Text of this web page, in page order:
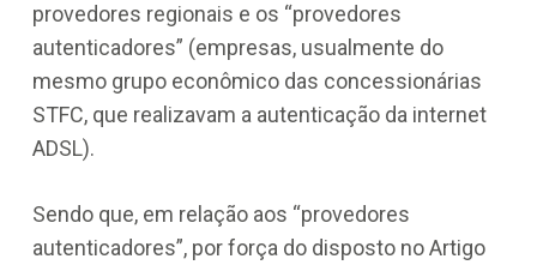
provedores regionais e os “provedores
autenticadores” (empresas, usualmente do
mesmo grupo econômico das concessionárias
STFC, que realizavam a autenticação da internet
ADSL).
Sendo que, em relação aos “provedores
autenticadores”, por força do disposto no Artigo